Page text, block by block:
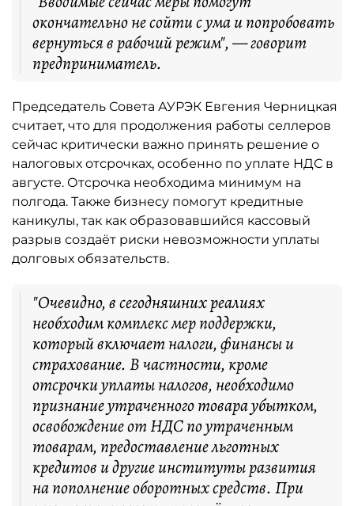
окончательно не сойти с ума и попробовать
вернуться в рабочий режим", — говорит
предприниматель.
Председатель Совета АУРЭК Евгения Черницкая
считает, что для продолжения работы селлеров
сейчас критически важно принять решение о
налоговых отсрочках, особенно по уплате НДС в
августе. Отсрочка необходима минимум на
полгода. Также бизнесу помогут кредитные
каникулы, так как образовавшийся кассовый
разрыв создаёт риски невозможности уплаты
долговых обязательств.
"Очевидно, в сегодняшних реалиях
необходим комплекс мер поддержки,
который включает налоги, финансы и
страхование. В частности, кроме
отсрочки уплаты налогов, необходимо
признание утраченного товара убытком,
освобождение от НДС по утраченным
товарам, предоставление льготных
кредитов и другие институты развития
на пополнение оборотных средств. При